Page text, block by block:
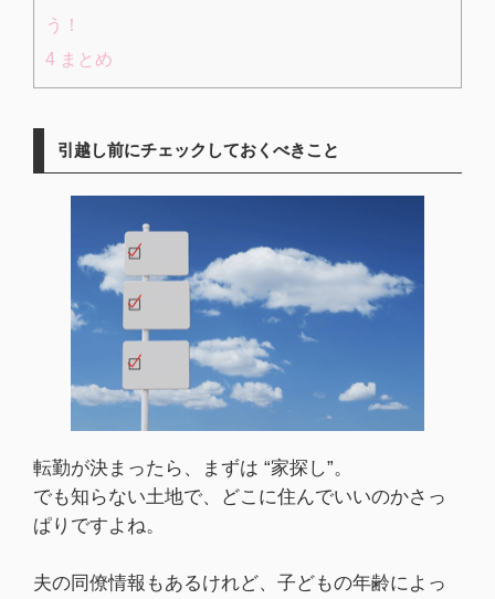
う！
4 まとめ
引越し前にチェックしておくべきこと
転勤が決まったら、まずは “家探し”。
でも知らない土地で、どこに住んでいいのかさっ
ぱりですよね。
夫の同僚情報もあるけれど、子どもの年齢によっ